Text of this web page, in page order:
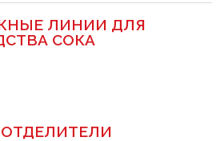
ЛИНИИ ДЛЯ
СОКА